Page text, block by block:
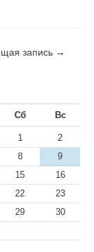
запись →
Сб Вс
1
2
8
9
15
16
22
23
29
30